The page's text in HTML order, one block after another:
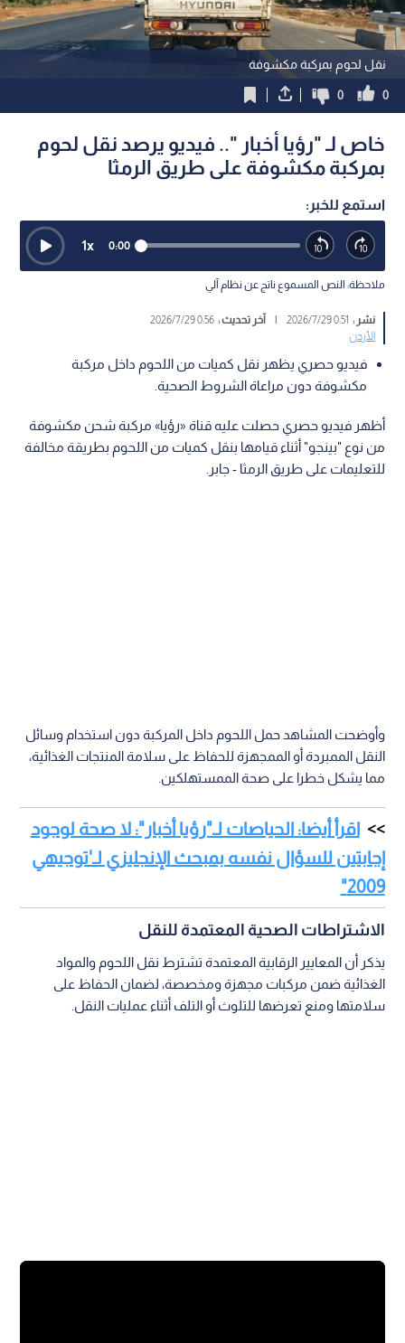
نقل لحوم بمركبة مكشوفة
0
0
خاص لـ "رؤيا أخبار ".. فيديو يرصد نقل لحوم
بمركبة مكشوفة على طريق الرمثا
استمع للخبر:
0:00
1x
ملاحظة: النص المسموع ناتج عن نظام آلي
نشر : 0:51 2026/7/29
| آخر تحديث :0:56 2026/7/29
الأردن
فيديو حصري يظهر نقل كميات من اللحوم داخل مركبة
مكشوفة دون مراعاة الشروط الصحية.
أظهر فيديو حصري حصلت عليه قناة «رؤيا» مركبة شحن مكشوفة
من نوع "بينجو" أثناء قيامها بنقل كميات من اللحوم بطريقة مخالفة
للتعليمات على طريق الرمثا - جابر.
وأوضحت المشاهد حمل اللحوم داخل المركبة دون استخدام وسائل
النقل الممبردة أو الممجهزة للحفاظ على سلامة المنتجات الغذائية،
مما يشكل خطرا على صحة الممستهلكين.
اقرأ أيضا: الحياصات لـ"رؤيا أخبار": لا صحة لوجود
إجابتين للسؤال نفسه بمبحث الإنجليزي لـ'توجيهي
2009"
الاشتراطات الصحية المعتمدة للنقل
يذكر أن المعايير الرقابية المعتمدة تشترط نقل اللحوم والمواد
الغذائية ضمن مركبات مجهزة ومخصصة، لضمان الحفاظ على
سلامتها ومنع تعرضها للتلوث أو التلف أثناء عمليات النقل.